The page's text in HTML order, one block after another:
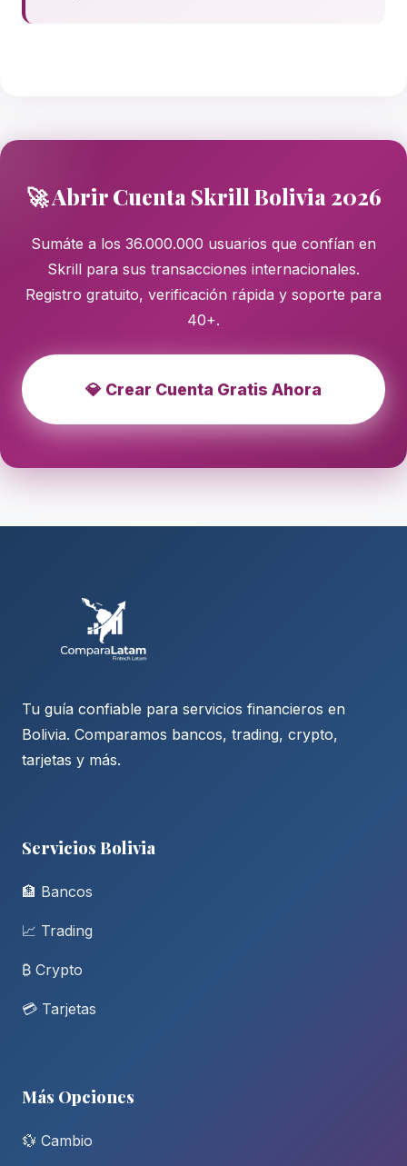
🚀 Abrir Cuenta Skrill Bolivia 2026
Sumáte a los 36.000.000 usuarios que confían en
Skrill para sus transacciones internacionales.
Registro gratuito, verificación rápida y soporte para
40+.
💎 Crear Cuenta Gratis Ahora
Tu guía confiable para servicios financieros en
Bolivia. Comparamos bancos, trading, crypto,
tarjetas y más.
Servicios Bolivia
🏦 Bancos
📈 Trading
₿ Crypto
💳 Tarjetas
Más Opciones
💱 Cambio